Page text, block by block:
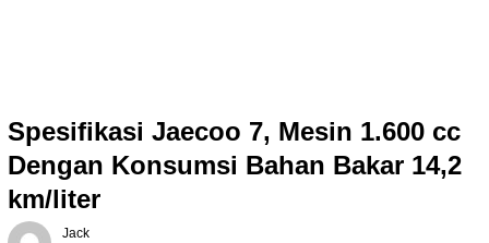
Spesifikasi Jaecoo 7, Mesin 1.600 cc
Dengan Konsumsi Bahan Bakar 14,2
km/liter
Jack